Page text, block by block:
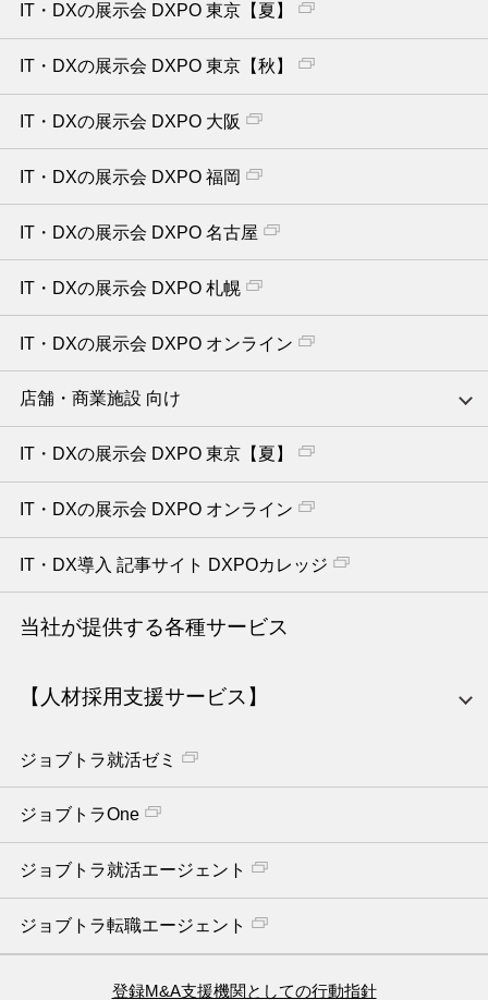
IT・DXの展示会 DXPO 東京【夏】
IT・DXの展示会 DXPO 東京【秋】
IT・DXの展示会 DXPO 大阪
IT・DXの展示会 DXPO 福岡
IT・DXの展示会 DXPO 名古屋
IT・DXの展示会 DXPO 札幌
IT・DXの展示会 DXPO オンライン
店舗・商業施設 向け
IT・DXの展示会 DXPO 東京【夏】
IT・DXの展示会 DXPO オンライン
IT・DX導入 記事サイト DXPOカレッジ
当社が提供する各種サービス
【人材採用支援サービス】
ジョブトラ就活ゼミ
ジョブトラOne
ジョブトラ就活エージェント
ジョブトラ転職エージェント
登録M&A支援機関としての行動指針